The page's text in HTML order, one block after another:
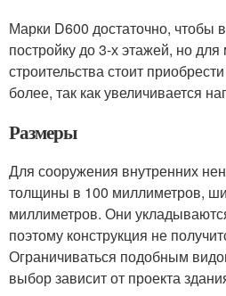
Марки D600 достаточно, чтобы
постройку до 3-х этажей, но для
строительства стоит
более, так как увеличивается
Размеры
Для сооружения внутренних
толщины в 100 миллиметров,
миллиметров. Они
поэтому конструкция не
Ограничиваться подобным
выбор зависит от проекта